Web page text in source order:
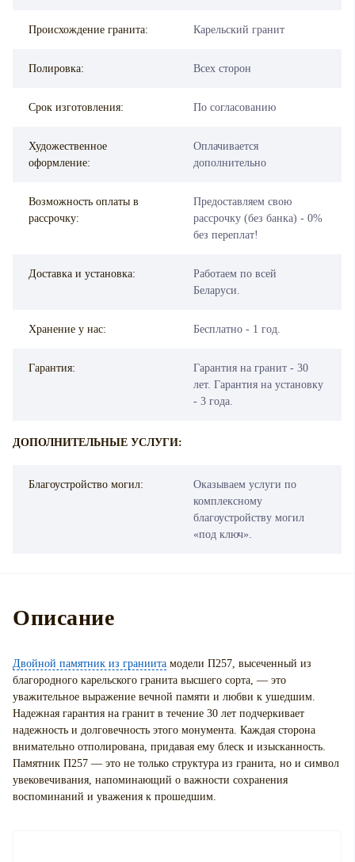
Происхождение гранита: Карельский гранит
Полировка: Всех сторон
Срок изготовления: По согласованию
Художественное
оформление:
Оплачивается
дополнительно
Возможность оплаты в
рассрочку:
Предоставляем свою
рассрочку (без банка) - 0%
без переплат!
Доставка и установка:
Работаем по всей
Беларуси.
Хранение у нас: Бесплатно - 1 год.
Гарантия:
Гарантия на гранит - 30
лет. Гарантия на установку
- 3 года.
ДОПОЛНИТЕЛЬНЫЕ УСЛУГИ:
Благоустройство могил:
Оказываем услуги по
комплексному
благоустройству могил
«под ключ».
Описание
Двойной памятник из граниита модели П257, высеченный из
благородного карельского гранита высшего сорта, — это
уважительное выражение вечной памяти и любви к ушедшим.
Надежная гарантия на гранит в течение 30 лет подчеркивает
надежность и долговечность этого монумента. Каждая сторона
внимательно отполирована, придавая ему блеск и изысканность.
Памятник П257 — это не только структура из гранита, но и символ
увековечивания, напоминающий о важности сохранения
воспоминаний и уважения к прошедшим.